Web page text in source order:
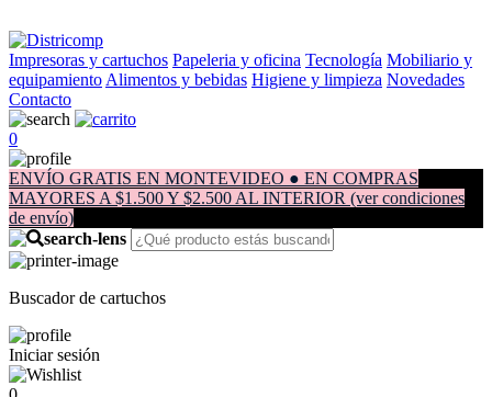
Impresoras y cartuchos Papeleria y oficina Tecnología Mobiliario y
equipamiento Alimentos y bebidas Higiene y limpieza Novedades
Contacto
0
ENVÍO GRATIS EN MONTEVIDEO ● EN COMPRAS
MAYORES A $1.500 Y $2.500 AL INTERIOR (ver condiciones
de envío)
Buscador de cartuchos
Iniciar sesión